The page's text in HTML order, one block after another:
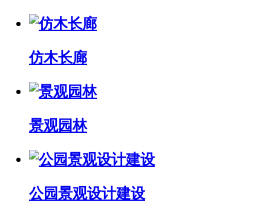
仿木长廊
景观园林
公园景观设计建设